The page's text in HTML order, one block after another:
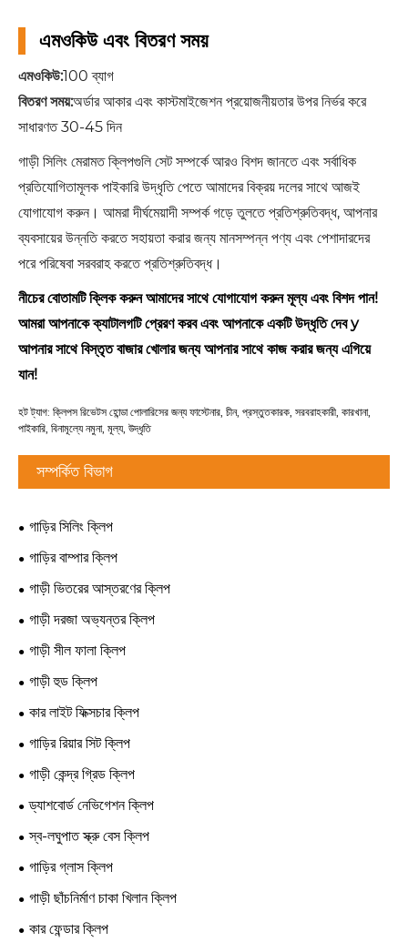
এমওকিউ এবং বিতরণ সময়
এমওকিউ:100 ব্যাগ
বিতরণ সময়:অর্ডার আকার এবং কাস্টমাইজেশন প্রয়োজনীয়তার উপর নির্ভর করে
সাধারণত 30-45 দিন
গাড়ী সিলিং মেরামত ক্লিপগুলি সেট সম্পর্কে আরও বিশদ জানতে এবং সর্বাধিক
প্রতিযোগিতামূলক পাইকারি উদ্ধৃতি পেতে আমাদের বিক্রয় দলের সাথে আজই
যোগাযোগ করুন। আমরা দীর্ঘমেয়াদী সম্পর্ক গড়ে তুলতে প্রতিশ্রুতিবদ্ধ, আপনার
ব্যবসায়ের উন্নতি করতে সহায়তা করার জন্য মানসম্পন্ন পণ্য এবং পেশাদারদের
পরে পরিষেবা সরবরাহ করতে প্রতিশ্রুতিবদ্ধ।
নীচের বোতামটি ক্লিক করুন আমাদের সাথে যোগাযোগ করুন মূল্য এবং বিশদ পান!
আমরা আপনাকে ক্যাটালগটি প্রেরণ করব এবং আপনাকে একটি উদ্ধৃতি দেব y
আপনার সাথে বিস্তৃত বাজার খোলার জন্য আপনার সাথে কাজ করার জন্য এগিয়ে
যান!
হট ট্যাগ: ক্লিপস রিভেটস হোন্ডা পোলারিসের জন্য ফাস্টেনার, চীন, প্রস্তুতকারক, সরবরাহকারী, কারখানা,
পাইকারি, বিনামূল্যে নমুনা, মূল্য, উদ্ধৃতি
সম্পর্কিত বিভাগ
গাড়ির সিলিং ক্লিপ
গাড়ির বাম্পার ক্লিপ
গাড়ী ভিতরের আস্তরণের ক্লিপ
গাড়ী দরজা অভ্যন্তর ক্লিপ
গাড়ী সীল ফালা ক্লিপ
গাড়ী হুড ক্লিপ
কার লাইট ফিক্সচার ক্লিপ
গাড়ির রিয়ার সিট ক্লিপ
গাড়ী কেন্দ্র গ্রিড ক্লিপ
ড্যাশবোর্ড নেভিগেশন ক্লিপ
স্ব-লঘুপাত স্ক্রু বেস ক্লিপ
গাড়ির গ্লাস ক্লিপ
গাড়ী ছাঁচনির্মাণ চাকা খিলান ক্লিপ
কার ফেন্ডার ক্লিপ